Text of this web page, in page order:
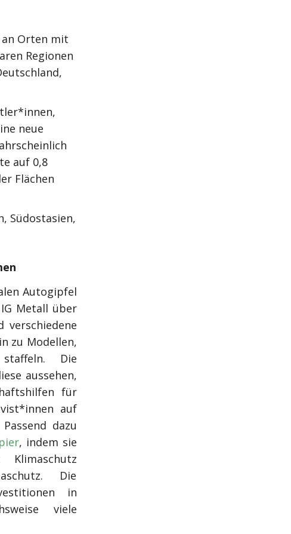
an Orten mit
Regionen
neue
auf 0,8
Flächen
Südostasien,
Autogipfel
Metall über
zu Modellen,
Die
aussehen,
für
auf
dazu
, indem sie
Die
in
viele